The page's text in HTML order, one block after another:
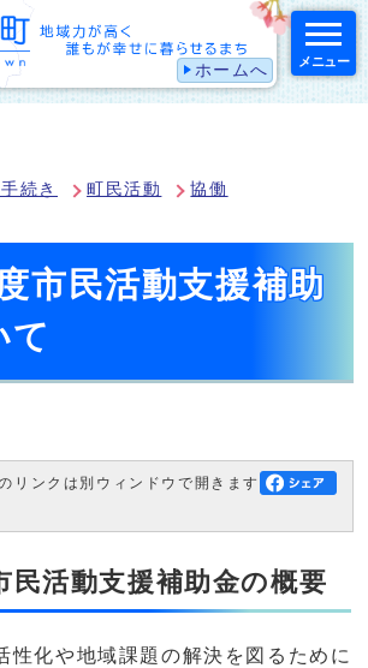
ホームへ メニュー
続き 町民活動 協働
市民活動支援補助
て
リンクは別ウィンドウで開きます
民活動支援補助金の概要
性化や地域課題の解決を図るために